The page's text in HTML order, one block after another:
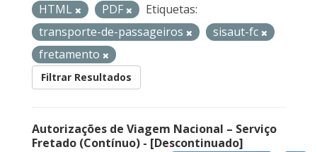
HTML
PDF
Etiquetas:
transporte-de-passageiros
sisaut-fc
fretamento
Filtrar Resultados
Autorizações de Viagem Nacional – Serviço
Fretado (Contínuo) - [Descontinuado]